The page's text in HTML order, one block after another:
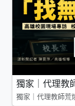
獨家｜代理教
獨家｜代理教師荒